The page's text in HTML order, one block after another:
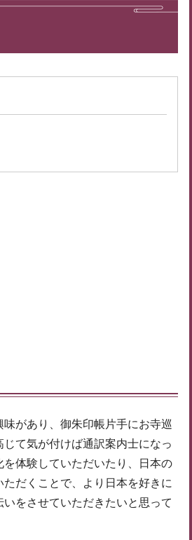
味があり、御朱印帳片手にお寺巡
じて気が付けば通訳案内士になっ
を体験していただいたり、日本の
だくことで、より日本を好きに
をさせていただきたいと思って